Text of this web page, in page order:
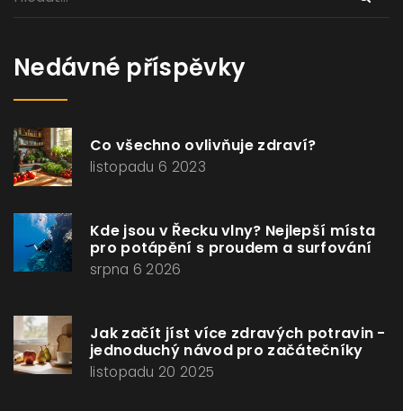
Nedávné příspěvky
Co všechno ovlivňuje zdraví?
listopadu 6 2023
Kde jsou v Řecku vlny? Nejlepší místa
pro potápění s proudem a surfování
srpna 6 2026
Jak začít jíst více zdravých potravin -
jednoduchý návod pro začátečníky
listopadu 20 2025